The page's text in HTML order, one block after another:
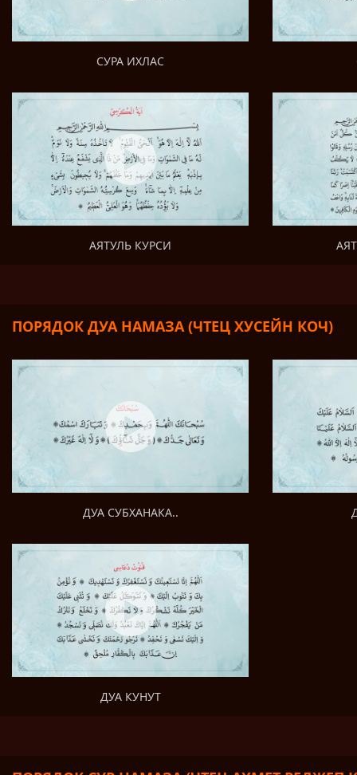
СУРА ИХЛАС
АЯТУЛЬ КУРСИ
ПОРЯДОК ДУА НАМАЗА (ЧТЕЦ ХУСЕЙН КОЧ)
ДУА СУБХАНАКА..
ДУА КУНУТ